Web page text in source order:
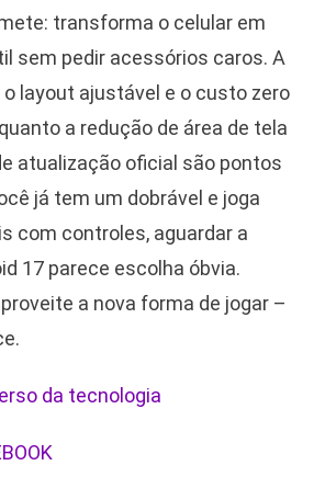
transforma o celular em
sem pedir acessórios caros. A
layout ajustável e o custo zero
a redução de área de tela
atualização oficial são pontos
já tem um dobrável e joga
com controles, aguardar a
17 parece escolha óbvia.
a nova forma de jogar –
da tecnologia